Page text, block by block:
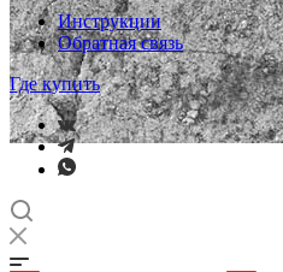
Инструкции
Обратная связь
Где купить